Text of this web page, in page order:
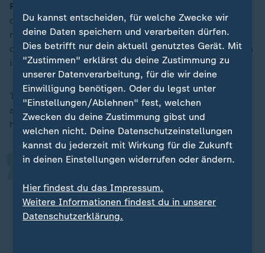
Fuest:
die Frage stellt: Wie ist die Zielsetzung? Was wollte
man erreichen? Wenn man Mütter erreichen möchte,
die ein sehr niedriges Einkommen im Alter haben, dann
ist das, denke ich, nachvollziehbar.
Tatsächlich ist die Mütterrente aber nicht zielgenau,
auch Menschen mit sehr hohem Einkommen, mit sehr
hohen
Renten , erhalten die Mütterrente.
wie zielgenau ist das Instrument
wirklich? Ist es ein Instrument, das
darauf abzielt, Menschen, denen es
„
Du kannst entscheiden, für welche Zwecke wir
deine Daten speichern und verarbeiten dürfen.
Dies betrifft nur dein aktuell genutztes Gerät. Mit
"Zustimmen" erklärst du deine Zustimmung zu
unserer Datenverarbeitung, für die wir deine
Einwilligung benötigen. Oder du legst unter
"Einstellungen/Ablehnen" fest, welchen
Zwecken du deine Zustimmung gibst und
welchen nicht. Deine Datenschutzeinstellungen
kannst du jederzeit mit Wirkung für die Zukunft
in deinen Einstellungen widerrufen oder ändern.
Hier findest du das Impressum.
Weitere Informationen findest du in unserer
Datenschutzerklärung.